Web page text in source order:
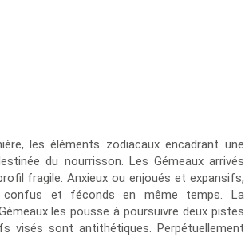
les éléments zodiacaux encadrant une
du nourrisson. Les Gémeaux arrivés
fragile. Anxieux ou enjoués et expansifs,
et féconds en même temps. La
les pousse à poursuivre deux pistes
visés sont antithétiques. Perpétuellement